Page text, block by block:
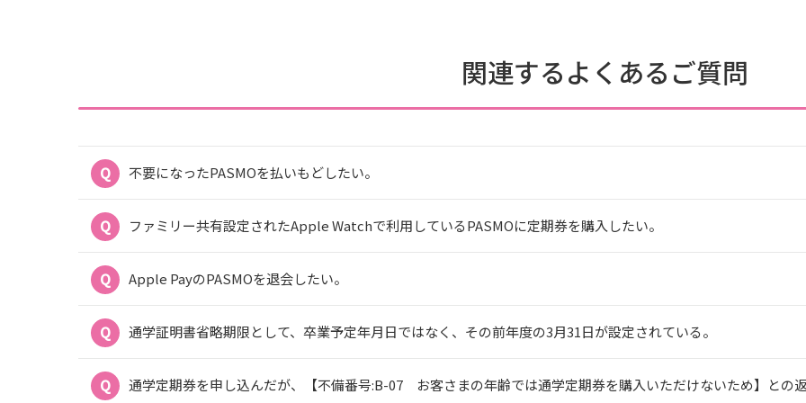
関連するよくあるご質問
不要になったPASMOを払いもどしたい。
ファミリー共有設定されたApple Watchで利用しているPASMOに定期券を購入したい。
Apple PayのPASMOを退会したい。
通学証明書省略期限として、卒業予定年月日ではなく、その前年度の3月31日が設定されている。
通学定期券を申し込んだが、【不備番号:B-07 お客さまの年齢では通学定期券を購入いただけないため】との